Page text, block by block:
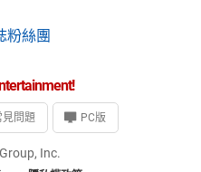
粉絲團
見問題 PC版
Inc.